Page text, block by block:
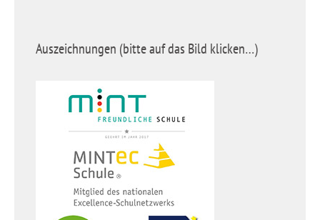
Auszeichnungen (bitte auf das Bild klicken…)